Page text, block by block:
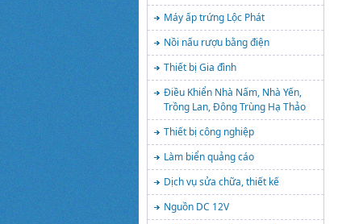
Máy ấp trứng Lộc Phát
Nồi nấu rượu bằng điện
Thiết bị Gia đình
Điều Khiển Nhà Nấm, Nhà Yến,
Trồng Lan, Đông Trùng Hạ Thảo
Thiết bị công nghiệp
Làm biển quảng cáo
Dịch vụ sửa chữa, thiết kế
Nguồn DC 12V